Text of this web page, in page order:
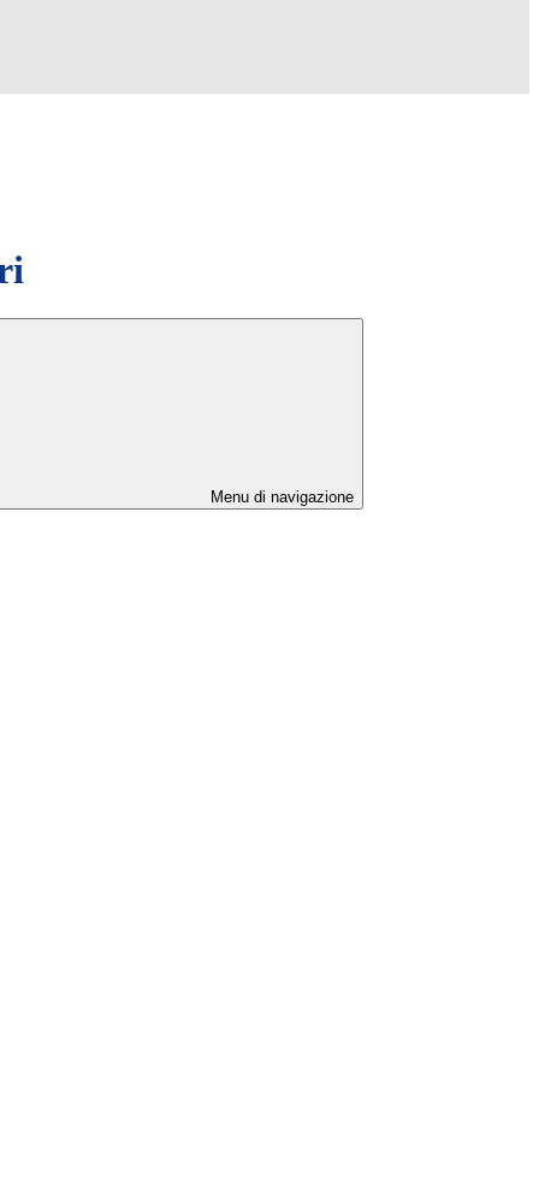
Menu di navigazione